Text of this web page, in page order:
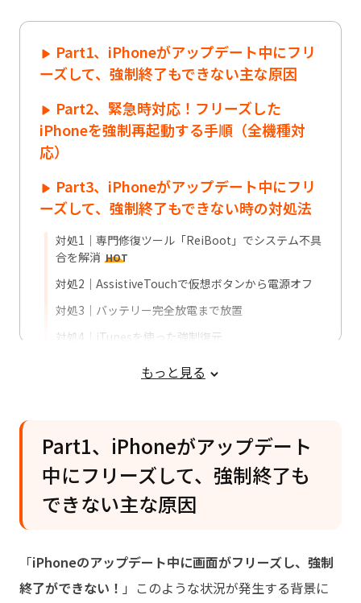
Part1、iPhoneがアップデート中にフリ
ーズして、強制終了もできない主な原因
Part2、緊急時対応！フリーズした
iPhoneを強制再起動する手順（全機種対
応）
Part3、iPhoneがアップデート中にフリ
ーズして、強制終了もできない時の対処法
対処1｜専門修復ツール「ReiBoot」でシステム不具
合を解消 HOT
対処2｜AssistiveTouchで仮想ボタンから電源オフ
対処3｜バッテリー完全放電まで放置
対処4｜iTunesを使った強制復元
対処5｜DFUモードで完全復旧
のフリーズを防ぐ5つのポイント
Part5、iPhoneがフリーズして強制終了
についてよくあるご質問
もっと見る
Part1、iPhoneがアップデート
中にフリーズして、強制終了も
できない主な原因
「iPhoneのアップデート中に画面がフリーズし、強制
終了ができない！ 」このような状況が発生する背景に